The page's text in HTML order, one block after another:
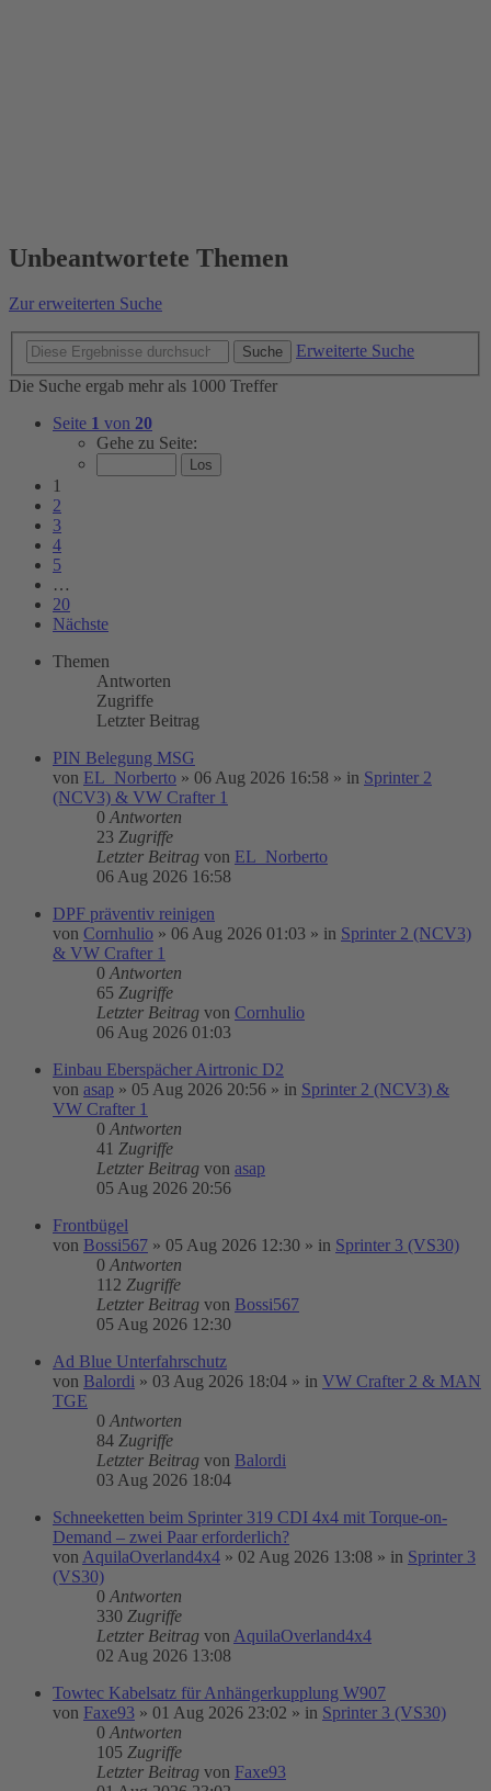
Unbeantwortete Themen
Zur erweiterten Suche
Suche
Erweiterte Suche
Die Suche ergab mehr als 1000 Treffer
Seite 1 von 20
Gehe zu Seite:
1
2
3
4
5
…
20
Nächste
Themen
Antworten
Zugriffe
Letzter Beitrag
PIN Belegung MSG
von EL_Norberto » 06 Aug 2026 16:58 » in Sprinter 2
(NCV3) & VW Crafter 1
0 Antworten
23 Zugriffe
Letzter Beitrag von EL_Norberto
06 Aug 2026 16:58
DPF präventiv reinigen
von Cornhulio » 06 Aug 2026 01:03 » in Sprinter 2 (NCV3)
& VW Crafter 1
0 Antworten
65 Zugriffe
Letzter Beitrag von Cornhulio
06 Aug 2026 01:03
Einbau Eberspächer Airtronic D2
von asap » 05 Aug 2026 20:56 » in Sprinter 2 (NCV3) &
VW Crafter 1
0 Antworten
41 Zugriffe
Letzter Beitrag von asap
05 Aug 2026 20:56
Frontbügel
von Bossi567 » 05 Aug 2026 12:30 » in Sprinter 3 (VS30)
0 Antworten
112 Zugriffe
Letzter Beitrag von Bossi567
05 Aug 2026 12:30
Ad Blue Unterfahrschutz
von Balordi » 03 Aug 2026 18:04 » in VW Crafter 2 & MAN
TGE
0 Antworten
84 Zugriffe
Letzter Beitrag von Balordi
03 Aug 2026 18:04
Schneeketten beim Sprinter 319 CDI 4x4 mit Torque-on-
Demand – zwei Paar erforderlich?
von AquilaOverland4x4 » 02 Aug 2026 13:08 » in Sprinter 3
(VS30)
0 Antworten
330 Zugriffe
Letzter Beitrag von AquilaOverland4x4
02 Aug 2026 13:08
Towtec Kabelsatz für Anhängerkupplung W907
von Faxe93 » 01 Aug 2026 23:02 » in Sprinter 3 (VS30)
0 Antworten
105 Zugriffe
Letzter Beitrag von Faxe93